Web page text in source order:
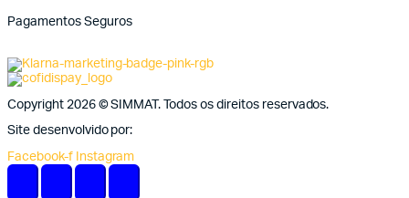
Pagamentos Seguros
Copyright 2026 © SIMMAT. Todos os direitos reservados.
Site desenvolvido por:
Facebook-f Instagram